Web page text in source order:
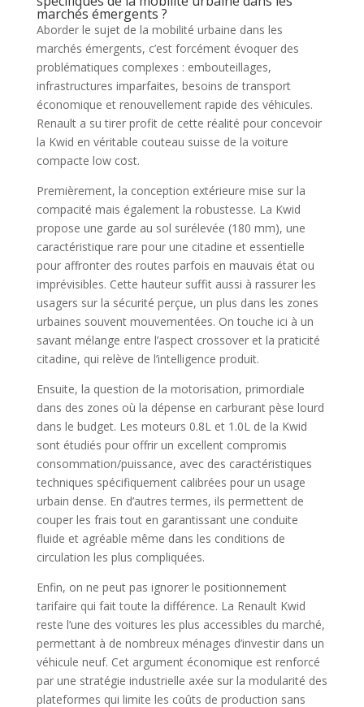
marchés émergents ?
Aborder le sujet de la mobilité urbaine dans les
marchés émergents, c’est forcément évoquer des
problématiques complexes : embouteillages,
infrastructures imparfaites, besoins de transport
économique et renouvellement rapide des véhicules.
Renault a su tirer profit de cette réalité pour concevoir
la Kwid en véritable couteau suisse de la voiture
compacte low cost.
Premièrement, la conception extérieure mise sur la
compacité mais également la robustesse. La Kwid
propose une garde au sol surélevée (180 mm), une
caractéristique rare pour une citadine et essentielle
pour affronter des routes parfois en mauvais état ou
imprévisibles. Cette hauteur suffit aussi à rassurer les
usagers sur la sécurité perçue, un plus dans les zones
urbaines souvent mouvementées. On touche ici à un
savant mélange entre l’aspect crossover et la praticité
citadine, qui relève de l’intelligence produit.
Ensuite, la question de la motorisation, primordiale
dans des zones où la dépense en carburant pèse lourd
dans le budget. Les moteurs 0.8L et 1.0L de la Kwid
sont étudiés pour offrir un excellent compromis
consommation/puissance, avec des caractéristiques
techniques spécifiquement calibrées pour un usage
urbain dense. En d’autres termes, ils permettent de
couper les frais tout en garantissant une conduite
fluide et agréable même dans les conditions de
circulation les plus compliquées.
Enfin, on ne peut pas ignorer le positionnement
tarifaire qui fait toute la différence. La Renault Kwid
reste l’une des voitures les plus accessibles du marché,
permettant à de nombreux ménages d’investir dans un
véhicule neuf. Cet argument économique est renforcé
par une stratégie industrielle axée sur la modularité des
plateformes qui limite les coûts de production sans